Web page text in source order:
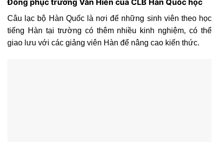
Đồng phục trường Văn Hiến của CLB Hàn Quốc học
Câu lạc bộ Hàn Quốc là nơi để những sinh viên theo học
tiếng Hàn tại trường có thêm nhiều kinh nghiệm, có thể
giao lưu với các giảng viên Hàn để nâng cao kiến thức.